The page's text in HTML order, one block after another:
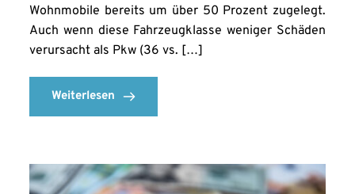
Wohnmobile bereits um über 50 Prozent zugelegt.
Auch wenn diese Fahrzeugklasse weniger Schäden
verursacht als Pkw (36 vs. […]
Weiterlesen